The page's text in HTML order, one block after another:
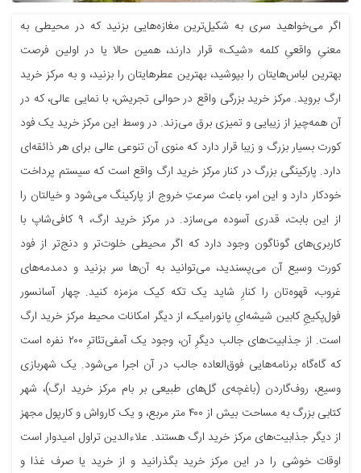
اگر می‌خواهید سری به شکیل‌ترین مغازه‌هایی بزنید که در محیطی به
معنیِ واقعیِ کلمه «شیک» قرار دارند، همین حالا یا در اولین فرصت
بهترین لباس‌هایتان را بپوشید، بهترین عطرهایتان را بزنید، و به مرکز خرید
ارگ بروید. مرکز خرید بزرگی واقع در حوالی تجریش، با نمایی عالی، که در
آن همه‌چیز از زیبایی و تمیزی برق می‌زند. در وسط این مرکز خرید یک فود
کورت بسیار بزرگ و زیبا قرار دارد که منوی آن تنوعی عالی برای هر ذائقه‌ای
دارد. پارکینگی بزرگ در کنار مرکز خرید ارگ واقع است که سیستم پرداخت
خودکار دارد و این امر، باعث سرعتِ خروج از پارکینگ می‌شود و خیالتان را
از این بابت، قدری آسوده می‌سازد. در مرکز خرید ارگ، ۹ کافی‌شاپ با
کاربری‌های گوناگون وجود دارد که اگر محیطی خلوت‌تر و دنج‌تر از فود
کورت وسیع آن می‌پسندید، می‌توانید به آن‌ها سر بزنید و دمدمه‌های
غروب، قهوه‌تان را کنارِ شاید یک تکه کیک مزمزه کنید. چهار آسانسور
فول‌پکیجِ کابین شیشه‌ایِ پانورامیک، از دیگر امکانات محیط مرکز خرید ارگ
است. از جذابیت‌های جالب دیگرِ آن، وجود یک آمفی‌تئاترِ ۲۰۰ نفره است
که گاه‌گاه برنامه‌هایی فوق‌العاده جالب در آن اجرا می‌شود. یک شهربازی
وسیع، روف‌گاردن (باغچه‌ی گل‌های طبیعی بر بام مرکز خرید ارگ)، شهر
کتابی بزرگ به مساحت بیش از ۴۰۰ متر مربع، و یک کارواش و کارپول مجهز
از دیگر جذابیت‌های مرکز خرید ارگ هستند. علاءالدین تراول امیدوار است
اوقات خوشی را در این مرکز خرید بگذرانید و از خرید یا صرف غذا و